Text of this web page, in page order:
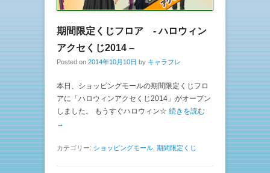
期間限定くじフロア - ハロウィン
アクセくじ2014 –
Posted on 2014年10月10日 by キャラフレ
本日、ショッピングモールの期間限定くじフロ
アに「ハロウィンアクセくじ2014」がオープン
しました。 もうすぐハロウィン☆ 続きを読む
→
カテゴリー: ショッピングモール 期間限定くじ